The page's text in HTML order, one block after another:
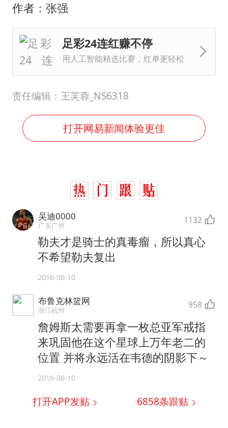
作者：张强
足彩24连红赚不停
用人工智能精选比赛，红单更轻松
责任编辑：王芙蓉_NS6318
打开网易新闻体验更佳
吴迪0000
广东广州 1132
勒夫才是骑士的真毒瘤，所以真心
不希望勒夫复出
2016-06-10
布鲁克林篮网
浙江杭州 958
詹姆斯太需要再拿一枚总亚军戒指
来巩固他在这个星球上万年老二的
位置 并将永远活在韦德的阴影下～
2016-06-10
打开APP发贴 6858条跟贴